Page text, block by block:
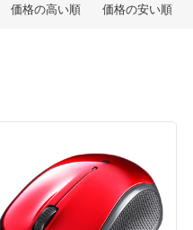
価格の高い順 価格の安い順